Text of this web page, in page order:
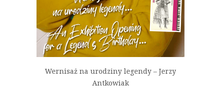
Wernisaż na urodziny legendy – Jerzy
Antkowiak